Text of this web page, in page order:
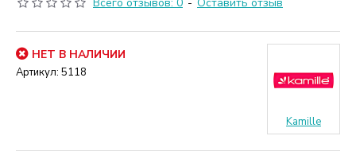
НЕТ В НАЛИЧИИ
Артикул: 5118
Kamille